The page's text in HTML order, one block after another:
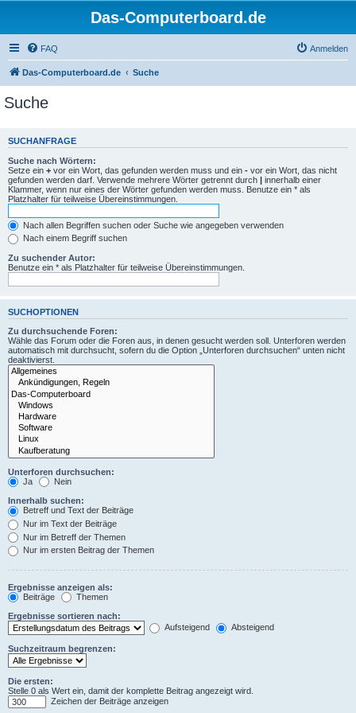
Das-Computerboard.de
FAQ Anmelden
Das-Computerboard.de Suche
Suche
SUCHANFRAGE
Suche nach Wörtern:
Setze ein + vor ein Wort, das gefunden werden muss und ein - vor ein Wort, das nicht
gefunden werden darf. Verwende mehrere Wörter getrennt durch | innerhalb einer
Klammer, wenn nur eines der Wörter gefunden werden muss. Benutze ein * als
Platzhalter für teilweise Übereinstimmungen.
Nach allen Begriffen suchen oder Suche wie angegeben verwenden
Nach einem Begriff suchen
Zu suchender Autor:
Benutze ein * als Platzhalter für teilweise Übereinstimmungen.
SUCHOPTIONEN
Zu durchsuchende Foren:
Wähle das Forum oder die Foren aus, in denen gesucht werden soll. Unterforen werden
automatisch mit durchsucht, sofern du die Option „Unterforen durchsuchen“ unten nicht
deaktivierst.
Unterforen durchsuchen:
Ja
Nein
Innerhalb suchen:
Betreff und Text der Beiträge
Nur im Text der Beiträge
Nur im Betreff der Themen
Nur im ersten Beitrag der Themen
Ergebnisse anzeigen als:
Beiträge
Themen
Ergebnisse sortieren nach:
Aufsteigend
Absteigend
Suchzeitraum begrenzen:
Die ersten:
Stelle 0 als Wert ein, damit der komplette Beitrag angezeigt wird.
Zeichen der Beiträge anzeigen